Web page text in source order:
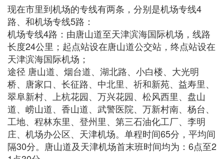
现在市里到机场的专线有两条，分别是机场专线4
路、和机场专线5路：
机场专线4路：由唐山道至天津滨海国际机场，线路
长度24公里；起点站设在唐山道公交站，终点站设在
天津滨海国际机场；
途径 唐山道、烟台道、湖北路、小白楼、大光明
桥、唐家口、长征路、中北里、祈和新苑、益寿里、
翠阜新村、上杭花园、万兴花园、松风西里、盘山
道、崂山道、香山道、武警医院、万新村南、杨台、
工地、程林东里、登州里、第三石油化工厂、李明
庄、机场办公区、天津机场。单程时间65分，平均间
隔30分。唐山道及天津机场首末班时间均为：6点至2